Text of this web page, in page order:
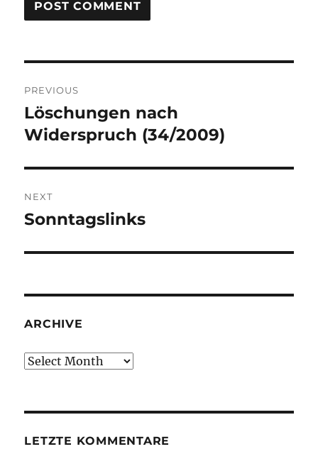
navigation
PREVIOUS
Previous
post:
Löschungen nach
Widerspruch (34/2009)
NEXT
Next
Sonntagslinks
ARCHIVE
Archive
LETZTE KOMMENTARE